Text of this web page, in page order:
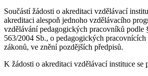
Součástí žádosti o akreditaci vzdělávací
akreditaci alespoň jednoho vzdělávacího
vzdělávání pedagogických pracovníků podle
563/2004 Sb., o pedagogických pracovnících
zákonů, ve znění pozdějších předpisů.
K žádosti o akreditaci vzdělávací instituce se